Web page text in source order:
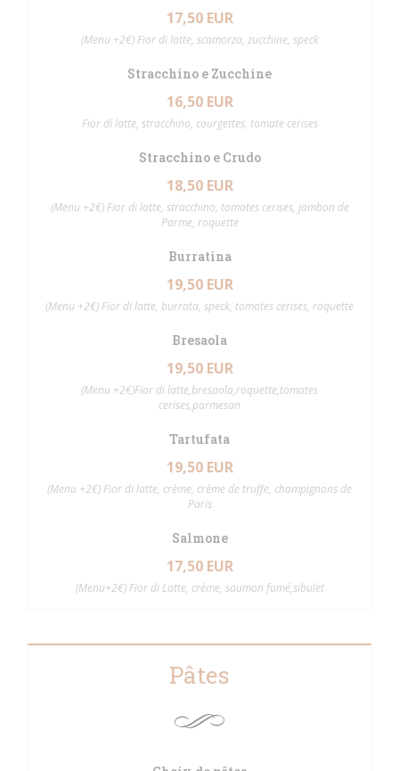
17,50 EUR
(Menu +2€) Fior di latte, scamorza, zucchine, speck
Stracchino e Zucchine
16,50 EUR
Fior di latte, stracchino, courgettes, tomate cerises
Stracchino e Crudo
18,50 EUR
(Menu +2€) Fior di latte, stracchino, tomates cerises, jambon de
Parme, roquette
Burratina
19,50 EUR
(Menu +2€) Fior di latte, burrata, speck, tomates cerises, roquette
Bresaola
19,50 EUR
(Menu +2€)Fior di latte,bresaola,roquette,tomates
cerises,parmesan
Tartufata
19,50 EUR
(Menu +2€) Fior di latte, crème, crème de truffe, champignons de
Paris
Salmone
17,50 EUR
(Menu+2€) Fior di Latte, crème, saumon fumé,sibulet
Pâtes